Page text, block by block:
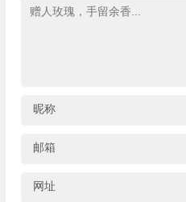
昵称
邮箱
网址